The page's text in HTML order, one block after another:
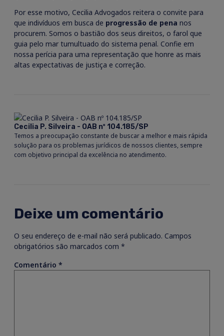
Por esse motivo, Cecilia Advogados reitera o convite para
que indivíduos em busca de progressão de pena nos
procurem. Somos o bastião dos seus direitos, o farol que
guia pelo mar tumultuado do sistema penal. Confie em
nossa perícia para uma representação que honre as mais
altas expectativas de justiça e correção.
Cecilia P. Silveira - OAB nº 104.185/SP
Temos a preocupação constante de buscar a melhor e mais rápida
solução para os problemas jurídicos de nossos clientes, sempre
com objetivo principal da excelência no atendimento.
Deixe um comentário
O seu endereço de e-mail não será publicado. Campos
obrigatórios são marcados com *
Comentário *